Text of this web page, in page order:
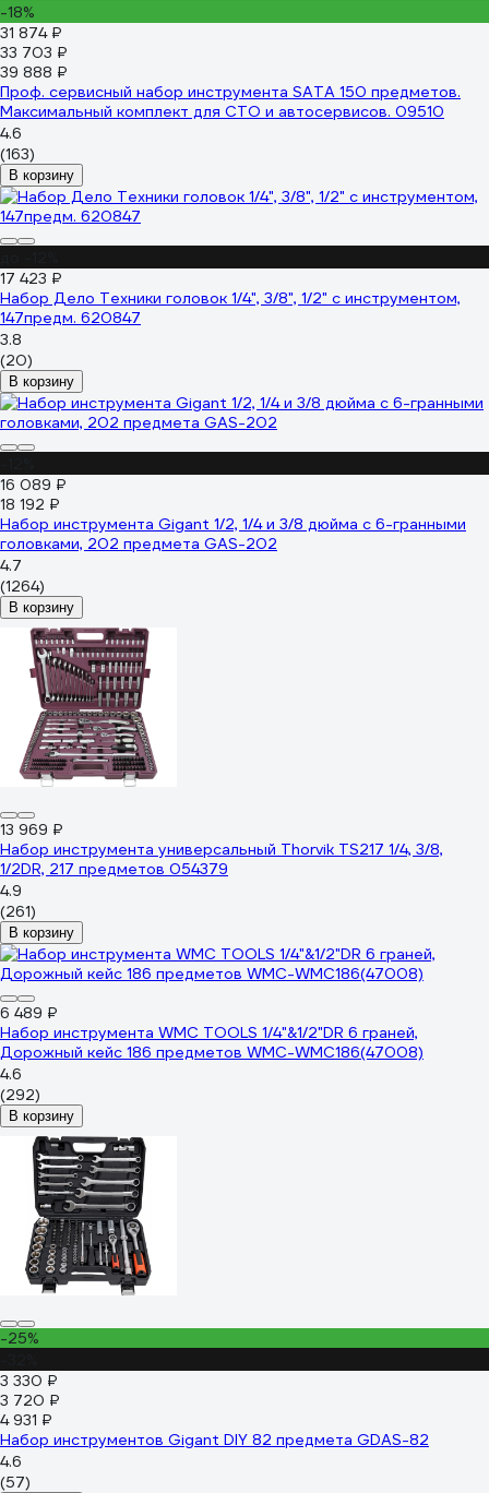
-18%
31 874 ₽
33 703 ₽
39 888 ₽
Проф. сервисный набор инструмента SATA 150 предметов.
Максимальный комплект для СТО и автосервисов. 09510
4.6
(163)
В корзину
17 423 ₽
Набор Дело Техники головок 1/4", 3/8", 1/2" с инструментом,
147предм. 620847
3.8
(20)
В корзину
16 089 ₽
18 192 ₽
Набор инструмента Gigant 1/2, 1/4 и 3/8 дюйма с 6-гранными
головками, 202 предмета GAS-202
4.7
(1264)
В корзину
13 969 ₽
Набор инструмента универсальный Thorvik TS217 1/4, 3/8,
1/2DR, 217 предметов 054379
4.9
(261)
В корзину
6 489 ₽
Набор инструмента WMC TOOLS 1/4"&1/2"DR 6 граней,
Дорожный кейс 186 предметов WMC-WMC186(47008)
4.6
(292)
В корзину
-25%
3 330 ₽
3 720 ₽
4 931 ₽
Набор инструментов Gigant DIY 82 предмета GDAS-82
4.6
(57)